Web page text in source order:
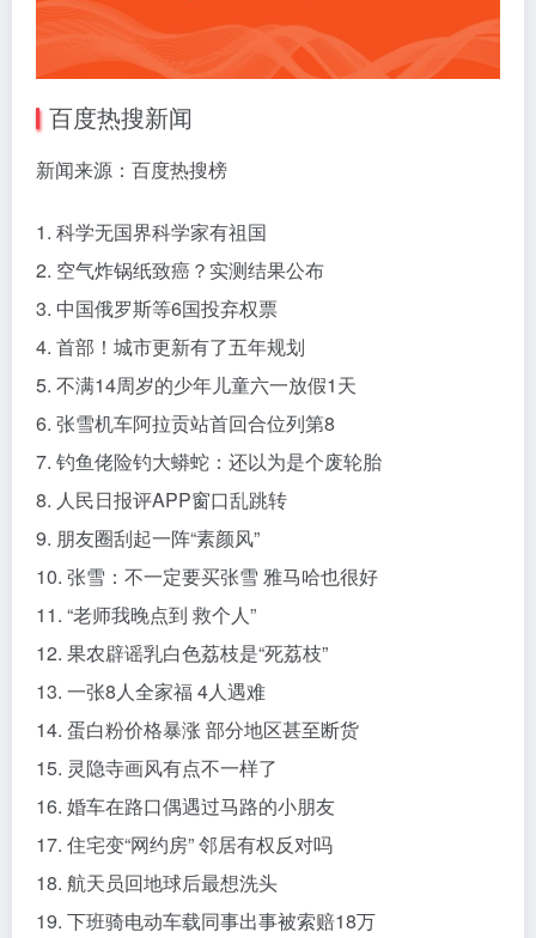
百度热搜新闻
新闻来源：百度热搜榜
1. 科学无国界科学家有祖国
2. 空气炸锅纸致癌？实测结果公布
3. 中国俄罗斯等6国投弃权票
4. 首部！城市更新有了五年规划
5. 不满14周岁的少年儿童六一放假1天
6. 张雪机车阿拉贡站首回合位列第8
7. 钓鱼佬险钓大蟒蛇：还以为是个废轮胎
8. 人民日报评APP窗口乱跳转
9. 朋友圈刮起一阵“素颜风”
10. 张雪：不一定要买张雪 雅马哈也很好
11. “老师我晚点到 救个人”
12. 果农辟谣乳白色荔枝是“死荔枝”
13. 一张8人全家福 4人遇难
14. 蛋白粉价格暴涨 部分地区甚至断货
15. 灵隐寺画风有点不一样了
16. 婚车在路口偶遇过马路的小朋友
17. 住宅变“网约房” 邻居有权反对吗
18. 航天员回地球后最想洗头
19. 下班骑电动车载同事出事被索赔18万